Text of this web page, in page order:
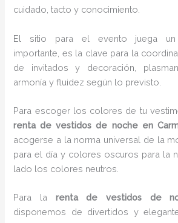
cuidado, tacto y conocimiento.
El sitio para el evento juega un
importante, es la clave para la
de invitados y decoración,
armonía y fluidez según lo previsto.
Para escoger los colores de tu
renta de vestidos de noche en
acogerse a la norma universal de la
para el día y colores oscuros para la
lado los colores neutros.
Para la renta de vestidos de
disponemos de divertidos y